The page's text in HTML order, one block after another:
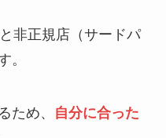
非正規店（サードパ
。
ため、
自分に合った